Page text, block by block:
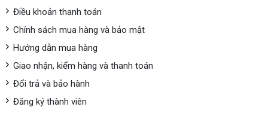
Điều khoản thanh toán
Chính sách mua hàng và bảo mật
Hướng dẫn mua hàng
Giao nhận, kiểm hàng và thanh toán
Đổi trả và bảo hành
Đăng ký thành viên